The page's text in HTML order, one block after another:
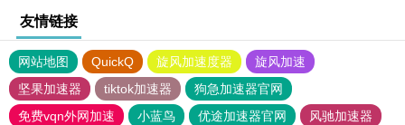
友情链接
网站地图 QuickQ 旋风加速度器
旋风加速
坚果加速器
tiktok加速器
狗急加速器官网
免费vqn外网加速
小蓝鸟 优途加速器官网
风驰加速器